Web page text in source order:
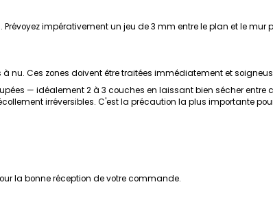
impérativement un jeu de 3 mm entre le plan et le mur
nu. Ces zones doivent être traitées immédiatement et
— idéalement 2 à 3 couches en laissant bien sécher entre
irréversibles. C'est la précaution la plus importante
la bonne réception de votre commande.